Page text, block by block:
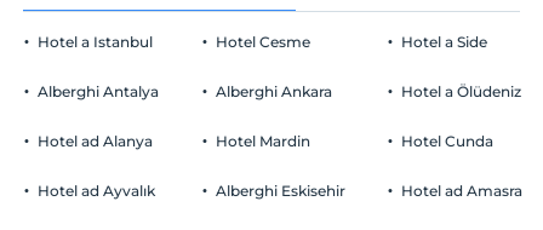
Hotel a Istanbul
Alberghi Antalya
Hotel ad Alanya
Hotel ad Ayvalık
Hotel Cesme
Alberghi Ankara
Hotel Mardin
Alberghi Eskisehir
Hotel a Side
Hotel a Ölüdeniz
Hotel Cunda
Hotel ad Amasra